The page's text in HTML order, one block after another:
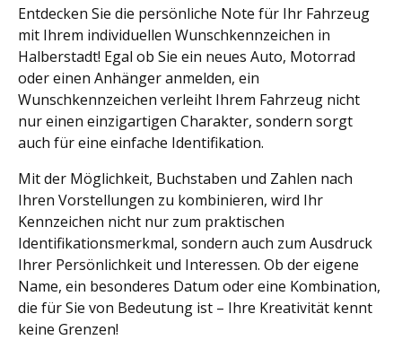
Entdecken Sie die persönliche Note für Ihr Fahrzeug
mit Ihrem individuellen Wunschkennzeichen in
Halberstadt! Egal ob Sie ein neues Auto, Motorrad
oder einen Anhänger anmelden, ein
Wunschkennzeichen verleiht Ihrem Fahrzeug nicht
nur einen einzigartigen Charakter, sondern sorgt
auch für eine einfache Identifikation.
Mit der Möglichkeit, Buchstaben und Zahlen nach
Ihren Vorstellungen zu kombinieren, wird Ihr
Kennzeichen nicht nur zum praktischen
Identifikationsmerkmal, sondern auch zum Ausdruck
Ihrer Persönlichkeit und Interessen. Ob der eigene
Name, ein besonderes Datum oder eine Kombination,
die für Sie von Bedeutung ist – Ihre Kreativität kennt
keine Grenzen!